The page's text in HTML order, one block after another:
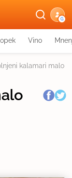
G
Vino
kalamari malo